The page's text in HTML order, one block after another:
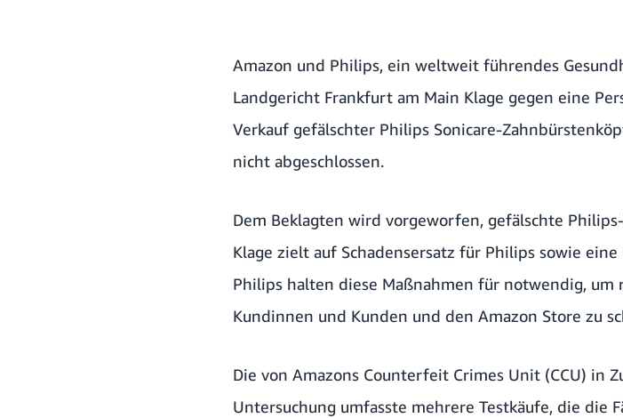
Amazon und Philips, ein weltweit führendes
Landgericht Frankfurt am Main Klage gegen eine
Verkauf gefälschter Philips Sonicare-
nicht abgeschlossen.
Dem Beklagten wird vorgeworfen, gefälschte
Klage zielt auf Schadensersatz für Philips sowie
Philips halten diese Maßnahmen für notwendig, um
Kundinnen und Kunden und den Amazon Store zu
Die von Amazons Counterfeit Crimes Unit (CCU) in
Untersuchung umfasste mehrere Testkäufe, die die